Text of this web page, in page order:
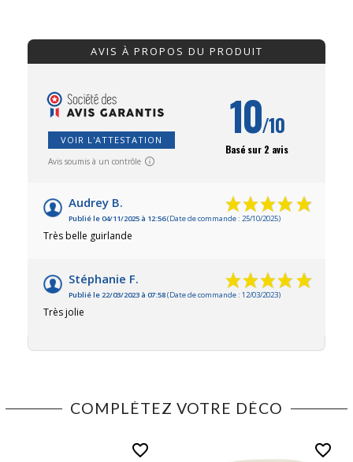
AVIS À PROPOS DU PRODUIT
VOIR L'ATTESTATION
Avis soumis à un contrôle
10/10
Basé sur 2 avis
Audrey B.
Publié le 04/11/2025 à 12:56(Date de commande : 25/10/2025)
Très belle guirlande
Stéphanie F.
Publié le 22/03/2023 à 07:58(Date de commande : 12/03/2023)
Très jolie
COMPLÉTEZ VOTRE DÉCO
favorite_border favorite_border